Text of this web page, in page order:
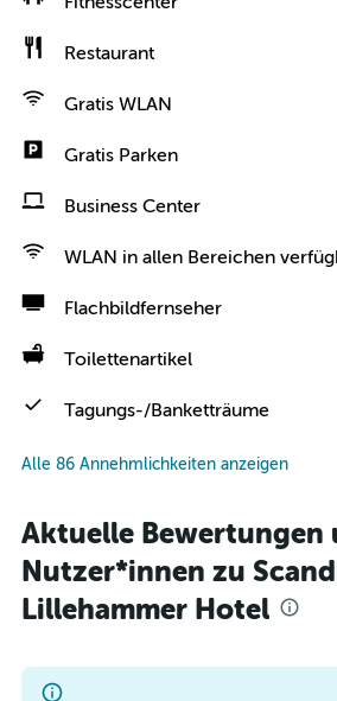
Restaurant
Gratis WLAN
Gratis Parken
Business Center
WLAN in allen Bereichen
Flachbildfernseher
Toilettenartikel
Tagungs-/Banketträume
Alle 86 Annehmlichkeiten anzeigen
Aktuelle Bewertungen
Nutzer*innen zu
Lillehammer Hotel